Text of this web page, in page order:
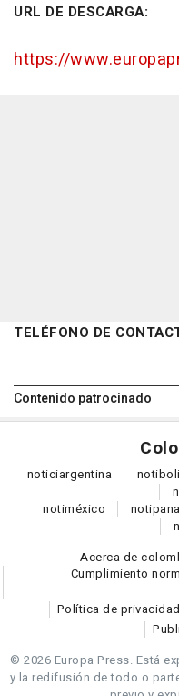
URL DE DESCARGA:
https://
TELÉFONO DE
Contenido patrocinado
noticiargentina noti
notiméxico noti
Acerca de
Cumplimiento
Política de privacidad
© 2026 Europa Press. Está
y la redifusión de todo o